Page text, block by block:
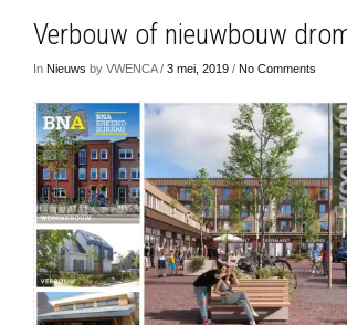
Verbouw of nieuwbouw
In Nieuws by VWENCA / 3 mei, 2019 / No Comments